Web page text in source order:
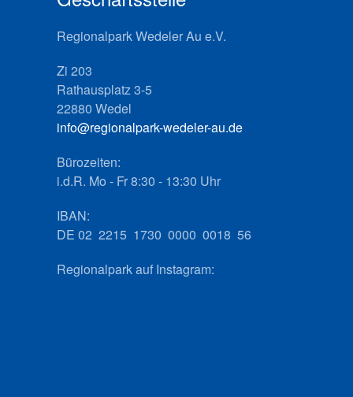
Regionalpark Wedeler Au e.V.
Zi 203
Rathausplatz 3-5
22880 Wedel
info@regionalpark-wedeler-au.de
Bürozeiten:
i.d.R. Mo - Fr 8:30 - 13:30 Uhr
IBAN:
DE 02 2215 1730 0000 0018 56
Regionalpark auf Instagram: